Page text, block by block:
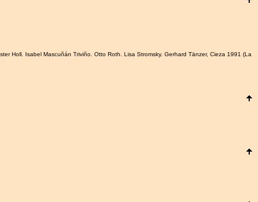
Holl. Isabel Mascuñán Triviño. Otto Roth. Lisa Stromsky. Gerhard Tänzer, Cieza 1991 (La